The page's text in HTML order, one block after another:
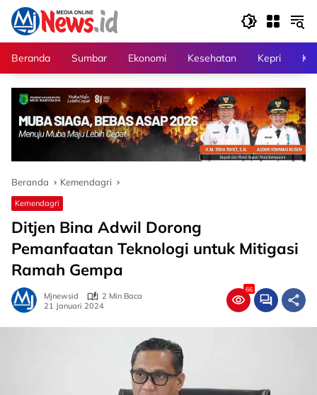
Langsung
konten
Beranda
Sumbar Ekonomi Kesehatan Kepri
Beranda Kemendagri
Kemendagri
Ditjen Bina Adwil Dorong
Pemanfaatan Teknologi untuk Mitigasi
Ramah Gempa
Mjnewsid
2 Min Baca
21 Januari 2024
66